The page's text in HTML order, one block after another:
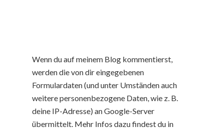
Wenn du auf meinem Blog kommentierst,
werden die von dir eingegebenen
Formulardaten (und unter Umständen auch
weitere personenbezogene Daten, wie z. B.
deine IP-Adresse) an Google-Server
übermittelt. Mehr Infos dazu findest du in